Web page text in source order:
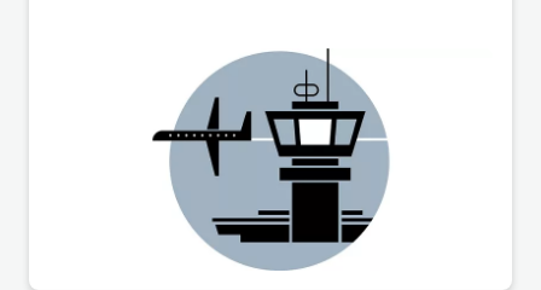
werden die Vorgaben der Richtlinie (EU) 2024/1226 zur
Definition von Straftatbeständen und Sanktionen bei
Verstoß gegen restriktive Maßnahmen der Union (im
Folgenden: Richtlinie) in deutsches Recht umgesetzt.
Die Verabschiedung des Gesetzes bedeutet für
Unternehmen eine empfindliche Verschärfung der
Konsequenzen bei Verstößen im Zusammenhang mit
wirtschaftlichen Sanktionen. Um diesem erhöhten
Risiko zu begegnen, sind erhöhte Anforderungen an
das Compliance-Management-System (ICP) im